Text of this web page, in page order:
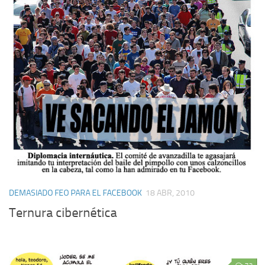
DEMASIADO FEO PARA EL FACEBOOK 18 ABR, 2010
Ternura cibernética